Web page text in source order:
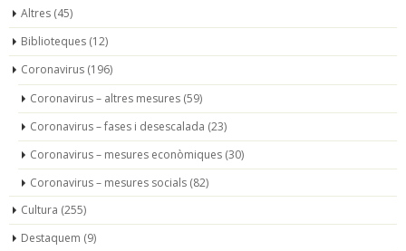
Altres (45)
Biblioteques (12)
Coronavirus (196)
Coronavirus – altres mesures (59)
Coronavirus – fases i desescalada (23)
Coronavirus – mesures econòmiques (30)
Coronavirus – mesures socials (82)
Cultura (255)
Destaquem (9)